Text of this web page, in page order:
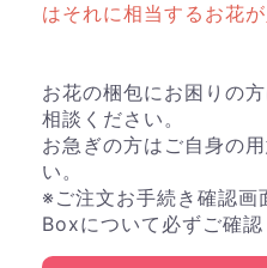
はそれに相当するお花が
お花の梱包にお困りの
相談ください。
お急ぎの方はご自身の
い。
※ご注文お手続き確認画
Boxについて必ずご確認